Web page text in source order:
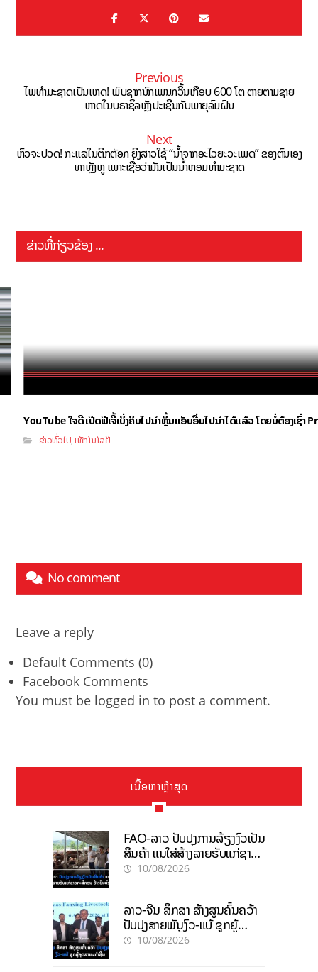
Previous
ໄພທໍາມະຊາດເປັນເຫດ! ພົບຊາກນົກເພນກວິ້ນເກືອບ 600 ໂຕ ຕາຍຕາມຊາຍ
ຫາດໃນບຣາຊິລຫຼັງປະເຊີນກັບພາຍຸລົມຝົນ
Next
ຫົວຈະປວດ! ກະແສໃນຕິກຕັອກ ຍິງສາວໃຊ້ “ນ້ຳຈາກອະໄວຍະວະເພດ” ຂອງຕົນເອງ
ທາຫຼັງຫູ ເພາະເຊື່ອວ່າມັນເປັນນ້ຳຫອມທຳມະຊາດ
ຂ່າວທີ່ກ່ຽວຂ້ອງ ...
YouTube ໃຈດີ ເປີດຟີເຈີ້ເບິ່ງຄິບໄປນຳຫຼິ້ນແອັບອື່ນໄປນຳໄດ້ແລ້ວ ໂດຍບໍ່ຕ້ອງເຊົ່າ
ຂ່າວທົ່ວໄປ,ເທັກໂນໂລຢີ
No comment
Leave a reply
Default Comments (0)
Facebook Comments
You must be logged in to post a comment.
ເນື້ອຫາຫຼ້າສຸດ
FAO-ລາວ ປັບປຸງການລ້ຽງງົວເປັນ
ສິນຄ້າ ແນໃສ່ສ້າງລາຍຮັບແກ່ຊາວ
ກະສິກອນຢ່າງຍືນຍົງ
10/08/2026
ລາວ-ຈີນ ສຶກສາ ສ້າງສູນຄົ້ນຄວ້າ
ປັບປຸງສາຍພັນງົວ-ແບ້ ຊຸກຍູ້
ອຸດສາຫະກຳຊີ້ນ
10/08/2026